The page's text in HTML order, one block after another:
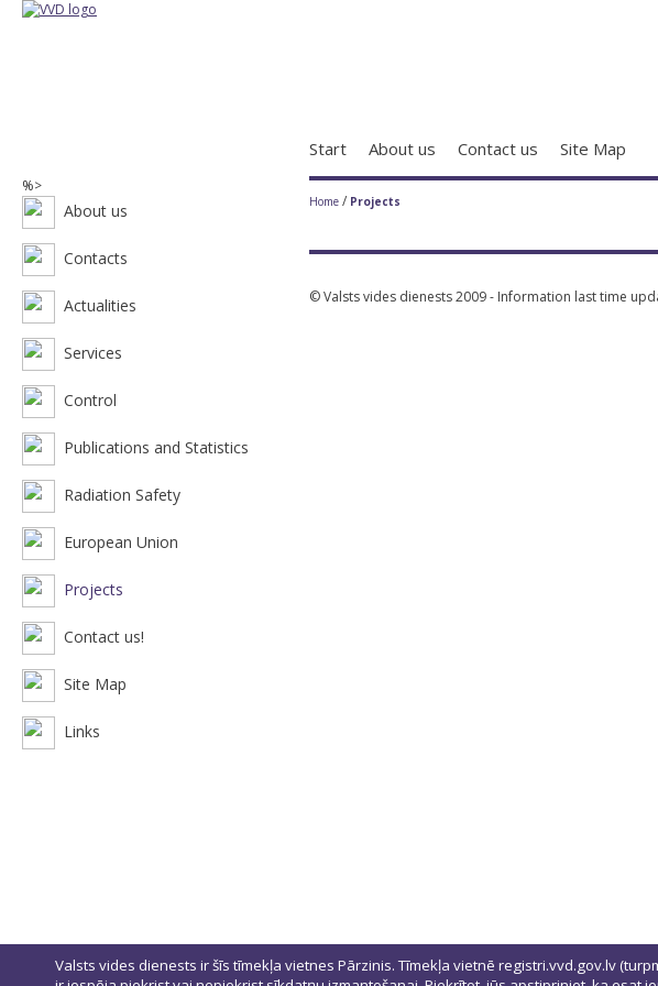
Valsts vides dienests ir šīs tīmekļa vietnes Pārzinis. Tīmekļa vietnē registri.vvd.gov.lv
Start About us Contact us Site Map
%>
About us
Contacts
Actualities
Services
Control
Publications and Statistics
Radiation Safety
European Union
Projects
Contact us!
Site Map
Links
Home/ Projects
© Valsts vides dienests 2009 - Information last time